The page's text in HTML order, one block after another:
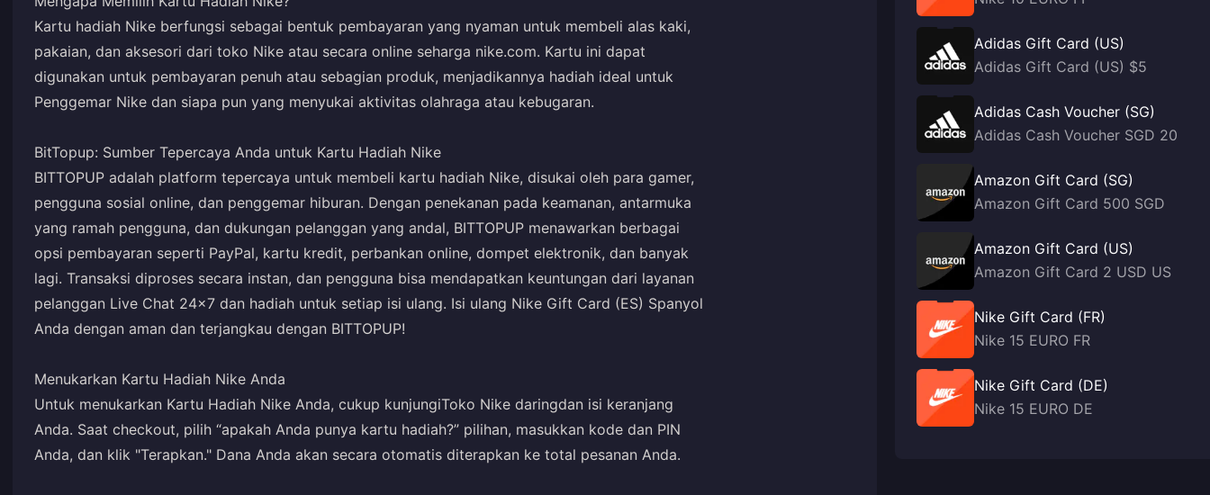
Kartu hadiah Nike berfungsi sebagai bentuk pembayaran yang nyaman untuk membeli alas kaki,
pakaian, dan aksesori dari toko Nike atau secara online seharga nike.com. Kartu ini dapat
digunakan untuk pembayaran penuh atau sebagian produk, menjadikannya hadiah ideal untuk
Penggemar Nike dan siapa pun yang menyukai aktivitas olahraga atau kebugaran.
BitTopup: Sumber Tepercaya Anda untuk Kartu Hadiah Nike
BITTOPUP adalah platform tepercaya untuk membeli kartu hadiah Nike, disukai oleh para gamer,
pengguna sosial online, dan penggemar hiburan. Dengan penekanan pada keamanan, antarmuka
yang ramah pengguna, dan dukungan pelanggan yang andal, BITTOPUP menawarkan berbagai
opsi pembayaran seperti PayPal, kartu kredit, perbankan online, dompet elektronik, dan banyak
lagi. Transaksi diproses secara instan, dan pengguna bisa mendapatkan keuntungan dari layanan
pelanggan Live Chat 24x7 dan hadiah untuk setiap isi ulang. Isi ulang Nike Gift Card (ES) Spanyol
Anda dengan aman dan terjangkau dengan BITTOPUP!
Menukarkan Kartu Hadiah Nike Anda
Untuk menukarkan Kartu Hadiah Nike Anda, cukup kunjungiToko Nike daringdan isi keranjang
Anda. Saat checkout, pilih “apakah Anda punya kartu hadiah?” pilihan, masukkan kode dan PIN
Anda, dan klik "Terapkan." Dana Anda akan secara otomatis diterapkan ke total pesanan Anda.
Adidas Gift Card (US)
Adidas Gift Card (US) $5
Adidas Cash Voucher (SG)
Adidas Cash Voucher SGD 20
Amazon Gift Card (SG)
Amazon Gift Card 500 SGD
Amazon Gift Card (US)
Amazon Gift Card 2 USD US
Nike Gift Card (FR)
Nike 15 EURO FR
Nike Gift Card (DE)
Nike 15 EURO DE